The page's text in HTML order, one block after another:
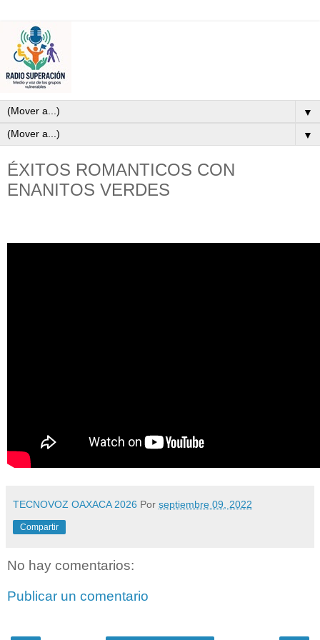
▼
▼
ÉXITOS ROMANTICOS CON
ENANITOS VERDES
TECNOVOZ OAXACA 2026 Por septiembre 09, 2022
Compartir
No hay comentarios:
Publicar un comentario